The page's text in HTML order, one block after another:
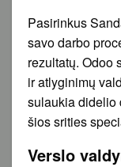
Pasirinkus
savo darbo
rezultatų. Odoo
ir atlyginimų
sulaukia didelio
šios srities
Verslo